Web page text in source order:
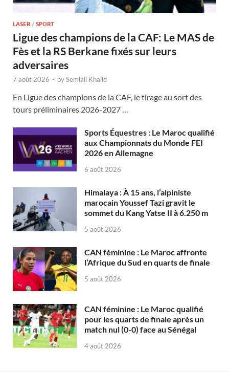
LASER / SPORT
Ligue des champions de la CAF: Le MAS de
Fès et la RS Berkane fixés sur leurs
adversaires
7 août 2026 - bySemlali Khalid
En Ligue des champions de la CAF, le tirage au sort des
tours préliminaires 2026-2027 …
Sports Équestres : Le Maroc qualifié
aux Championnats du Monde FEI
2026 en Allemagne
6 août 2026
Himalaya : À 15 ans, l’alpiniste
marocain Youssef Tazi gravit le
sommet du Kang Yatse II à 6.250 m
5 août 2026
CAN féminine : Le Maroc affronte
l’Afrique du Sud en quarts de finale
5 août 2026
CAN féminine : Le Maroc qualifié
pour les quarts de finale après un
match nul (0-0) face au Sénégal
4 août 2026